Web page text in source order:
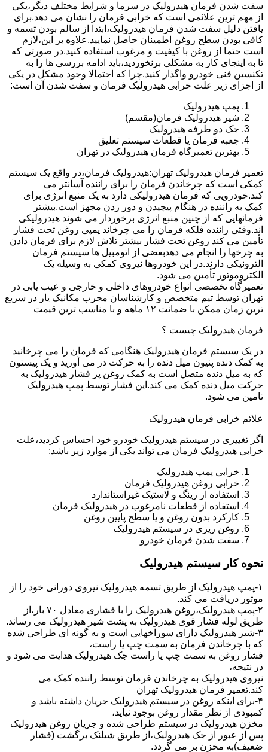
سفت شدن فرمان هیدرولیک در سرما و شرایط مختلف دیگر،یکی
از مهم ترین علائمی است که خرابی فرمان را نشان می دهد.برای
یافتن دلیل سفت شدن فرمان هیدرولیک،ابتدا از سالم بودن تسمه و
کافی بودن سطح روغن اطمینان حاصل نمایید.علاوه بر این،لازم
است حتما از روغن با کیفیت و مرغوب استفاده کنید.در صورتی که
تا به اینجای کار به مشکلی برنخوردید،باید ادامه بررسی ها را به
تکنسین فنی خودرو واگذار کنید.چرا که احتمالا وجود مشکل در یکی
از اجزای زیر علت خرابی هیدرولیک فرمان و سفت شدن آن است:
پمپ هیدرولیک
شیر هیدرولیک فرمان(مقسم)
جک دو طرفه هیدرولیک
جعبه فرمان یا قطعات سیستم تعلیق
بهترین تعمیرگاه فرمان هیدرولیک در تهران
تعمیر فرمان هیدرولیک تهران:هیدرولیک فرمان،در واقع یک سیستم
کمکی است که چرخاندن فرمان را برای راننده آسانتر می
کند.خودرویی که فرمان هیدرولیکی دارد به یک منبع انرژی برای
کمک به راننده در هنگام پیچیدن و دور زدن مجهز است.بیشتر
فرمانهایی که از چنین منبع انرژی برخوردار می شوند هیدرولیکی
اند.وقتی راننده فلکه فرمان را می چرخاند پمپی روغن تحت فشار
تأمین می کند روغن تحت فشار بیشتر تلاش لازم برای فرمان دادن
به چرخها را انجام می دهدبعضی از اتومبیل ها سیستم فرمان
الترونیکی دارند.در این خودروها نیروی کمکی به وسیله یک
الکتروموتور تأمین می شود.
تعمیرگاه تخصصی انواع خودروهای داخلی و خارجی و عیب یابی در
تهران توسط تیم متخصص و کارشناسان مجرب مکانیک یار در سریع
ترین زمان ممکن با ضمانت ۱۲ ماهه و با مناسب ترین قیمت
فرمان هیدرولیک چیست ؟
در یک سیستم فرمان هیدرولیک هنگامی که فرمان را می چرخانید
به کمک دنده پنیون میل دنده را به حرکت در می آورید و یک پیستون
که به میل دنده متصل است به کمک روغن پر فشار هیدرولیک به
حرکت میل دنده کمک می کند.این فشار توسط پمپ هیدرولیک
تامین می شود.
علائم خرابی فرمان هیدرولیک
اگر تغییری در سیستم هیدرولیک خودرو خود احساس کردید،علت
خرابی هیدرولیک فرمان می تواند یکی از موارد زیر باشد:
خرابی پمپ هیدرولیک
خرابی روغن هیدرولیک فرمان
استفاده از رینگ و لاستیک غیراستاندارد
استفاده از قطعات نامرغوب در هیدرولیک فرمان
کارکرد بدون روغن و یا سطح پایین روغن
روغن ریزی در سیستم هیدرولیک
سفت شدن فرمان خودرو
نحوه کار سیستم هیدرولیک
۱-پمپ هیدرولیک از طریق تسمه هیدرولیک نیروی دورانی خود را از
موتور دریافت می کند.
۲-پمپ هیدرولیک،روغن هیدرولیک را با فشاری معادل ۷۰ بار،از
طریق لوله فشار قوی هیدرولیک به پشت شیر هیدرولیک می رساند.
۳-شیر هیدرولیک دارای سوراخهایی است و به گونه ای طراحی شده
که با چرخاندن فرمان به سمت چپ یا راست،
فشار روغن به سمت چپ یا راست جک هیدرولیک هدایت می شود و
در نتیجه،
نیروی هیدرولیک به چرخاندن فرمان توسط راننده کمک می
کند.تعمیر فرمان هیدرولیک تهران
۴-برای اینکه روغن در سیستم هیدرولیک جریان داشته باشد و
کمبودی از نظر مقدار روغن بوجود نیاید،
مخزن هیدرولیک در سیستم طراحی شده و جریان روغن هیدرولیک
پس از عبور از جک هیدرولیک،از طریق شیلنک برگشت (فشار
ضعیف)به مخزن بر می گردد.